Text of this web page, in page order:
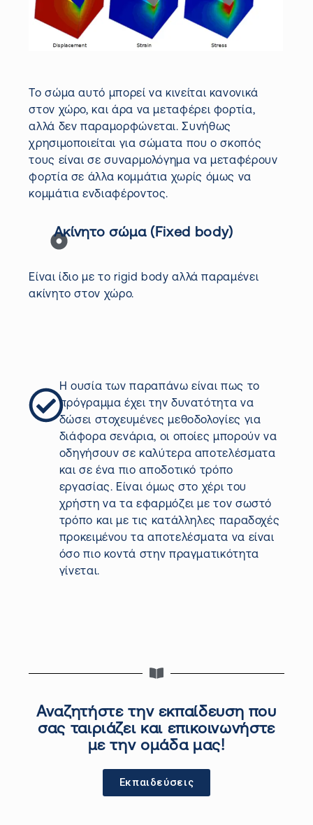
Το σώμα αυτό μπορεί να κινείται κανονικά
στον χώρο, και άρα να μεταφέρει φορτία,
αλλά δεν παραμορφώνεται. Συνήθως
χρησιμοποιείται για σώματα που ο σκοπός
τους είναι σε συναρμολόγημα να μεταφέρουν
φορτία σε άλλα κομμάτια χωρίς όμως να
κομμάτια ενδιαφέροντος.
Ακίνητο σώμα (Fixed body)
Είναι ίδιο με το rigid body αλλά παραμένει
ακίνητο στον χώρο.
Η ουσία των παραπάνω είναι πως το
πρόγραμμα έχει την δυνατότητα να
δώσει στοχευμένες μεθοδολογίες για
διάφορα σενάρια, οι οποίες μπορούν να
οδηγήσουν σε καλύτερα αποτελέσματα
και σε ένα πιο αποδοτικό τρόπο
εργασίας. Είναι όμως στο χέρι του
χρήστη να τα εφαρμόζει με τον σωστό
τρόπο και με τις κατάλληλες παραδοχές
προκειμένου τα αποτελέσματα να είναι
όσο πιο κοντά στην πραγματικότητα
γίνεται.
Αναζητήστε την εκπαίδευση που
σας ταιριάζει και επικοινωνήστε
με την ομάδα μας!
Εκπαιδεύσεις